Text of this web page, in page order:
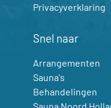
Privacyverklaring
Snel naar
Arrangementen
Sauna's
Behandelingen